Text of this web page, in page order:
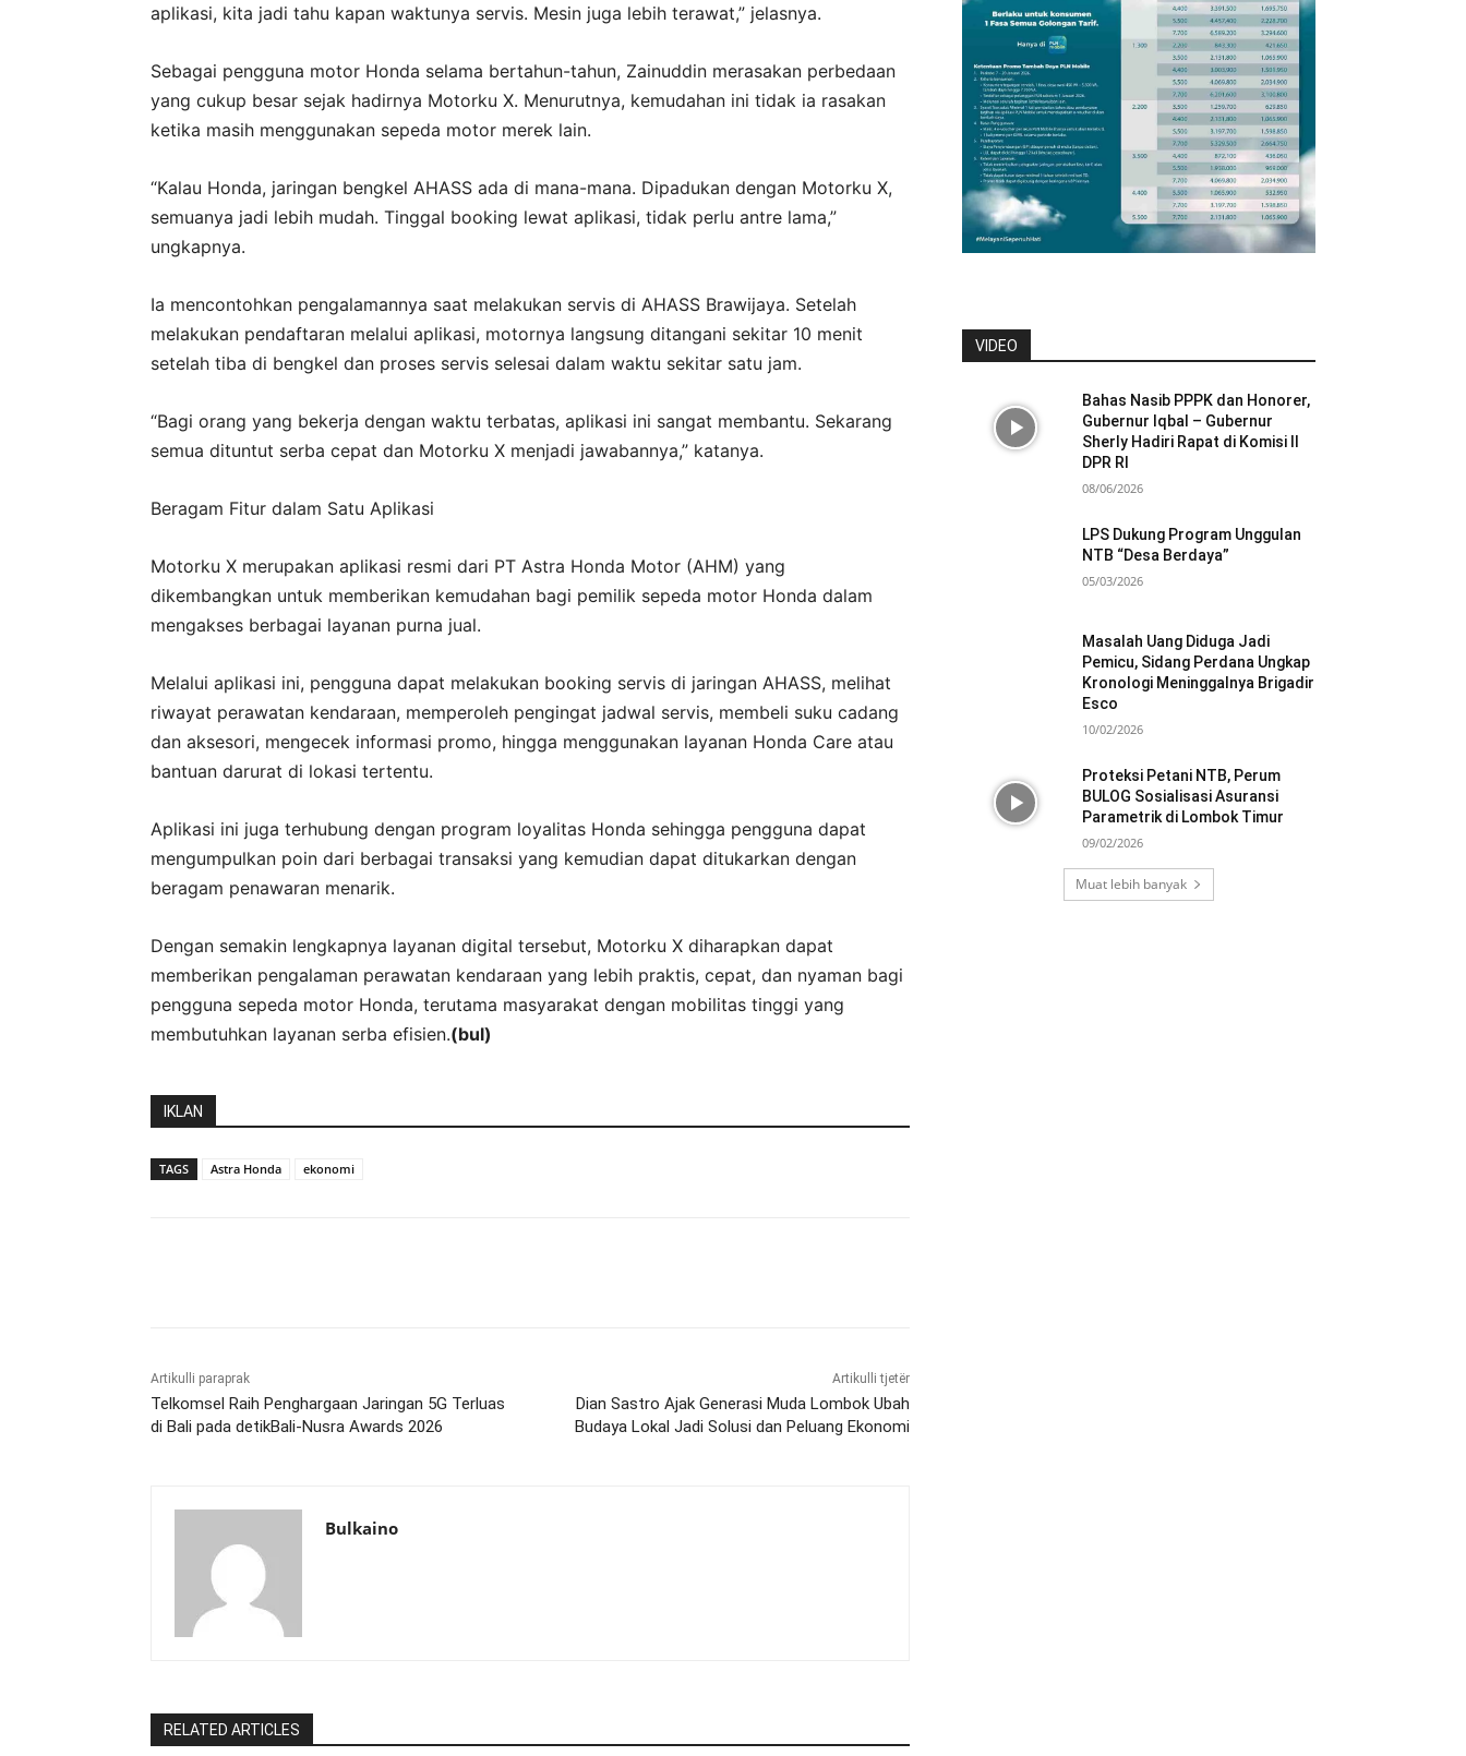
aplikasi, kita jadi tahu kapan waktunya servis. Mesin juga lebih terawat,” jelasnya.
Sebagai pengguna motor Honda selama bertahun-tahun, Zainuddin merasakan perbedaan
yang cukup besar sejak hadirnya Motorku X. Menurutnya, kemudahan ini tidak ia rasakan
ketika masih menggunakan sepeda motor merek lain.
“Kalau Honda, jaringan bengkel AHASS ada di mana-mana. Dipadukan dengan Motorku X,
semuanya jadi lebih mudah. Tinggal booking lewat aplikasi, tidak perlu antre lama,”
ungkapnya.
Ia mencontohkan pengalamannya saat melakukan servis di AHASS Brawijaya. Setelah
melakukan pendaftaran melalui aplikasi, motornya langsung ditangani sekitar 10 menit
setelah tiba di bengkel dan proses servis selesai dalam waktu sekitar satu jam.
“Bagi orang yang bekerja dengan waktu terbatas, aplikasi ini sangat membantu. Sekarang
semua dituntut serba cepat dan Motorku X menjadi jawabannya,” katanya.
Beragam Fitur dalam Satu Aplikasi
Motorku X merupakan aplikasi resmi dari PT Astra Honda Motor (AHM) yang
dikembangkan untuk memberikan kemudahan bagi pemilik sepeda motor Honda dalam
mengakses berbagai layanan purna jual.
Melalui aplikasi ini, pengguna dapat melakukan booking servis di jaringan AHASS, melihat
riwayat perawatan kendaraan, memperoleh pengingat jadwal servis, membeli suku cadang
dan aksesori, mengecek informasi promo, hingga menggunakan layanan Honda Care atau
bantuan darurat di lokasi tertentu.
Aplikasi ini juga terhubung dengan program loyalitas Honda sehingga pengguna dapat
mengumpulkan poin dari berbagai transaksi yang kemudian dapat ditukarkan dengan
beragam penawaran menarik.
Dengan semakin lengkapnya layanan digital tersebut, Motorku X diharapkan dapat
memberikan pengalaman perawatan kendaraan yang lebih praktis, cepat, dan nyaman bagi
pengguna sepeda motor Honda, terutama masyarakat dengan mobilitas tinggi yang
membutuhkan layanan serba efisien.(bul)
IKLAN
TAGS Astra Honda ekonomi
Artikulli paraprak
Telkomsel Raih Penghargaan Jaringan 5G Terluas
di Bali pada detikBali-Nusra Awards 2026
Artikulli tjetër
Dian Sastro Ajak Generasi Muda Lombok Ubah
Budaya Lokal Jadi Solusi dan Peluang Ekonomi
Bulkaino
RELATED ARTICLES
VIDEO
Bahas Nasib PPPK dan Honorer,
Gubernur Iqbal – Gubernur
Sherly Hadiri Rapat di Komisi II
DPR RI
08/06/2026
LPS Dukung Program Unggulan
NTB “Desa Berdaya”
05/03/2026
Masalah Uang Diduga Jadi
Pemicu, Sidang Perdana Ungkap
Kronologi Meninggalnya Brigadir
Esco
10/02/2026
Proteksi Petani NTB, Perum
BULOG Sosialisasi Asuransi
Parametrik di Lombok Timur
09/02/2026
Muat lebih banyak